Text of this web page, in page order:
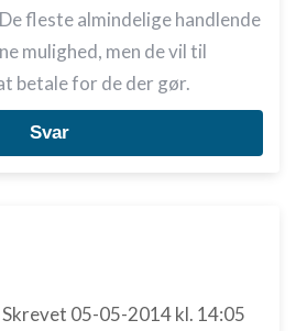
fleste almindelige handlende
mulighed, men de vil til
betale for de der gør.
Svar
Skrevet 05-05-2014kl. 14:05